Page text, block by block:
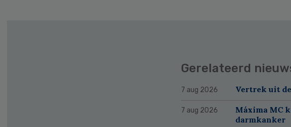
Gerelateerd
7 aug 2026 Vertrek uit
7 aug 2026
Máxima MC
darmkanker